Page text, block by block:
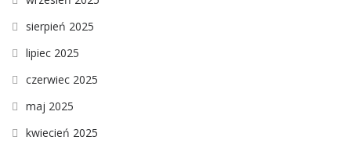
sierpień 2025
lipiec 2025
czerwiec 2025
maj 2025
kwiecień 2025